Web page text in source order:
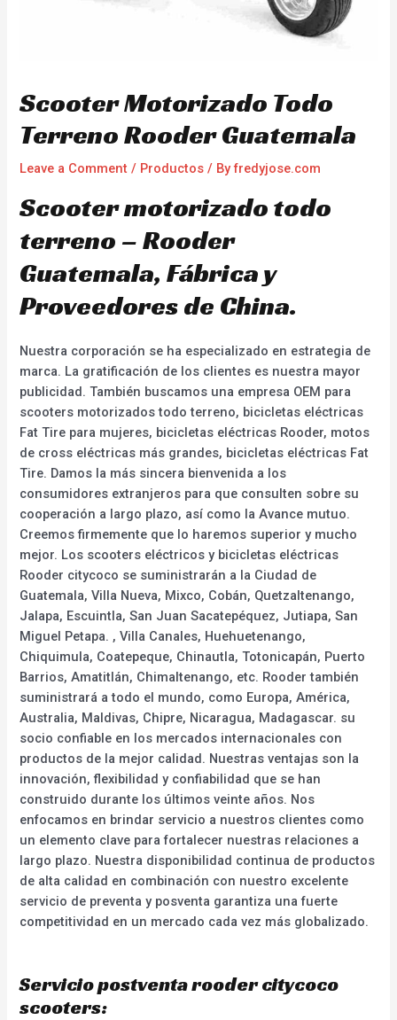
Scooter Motorizado Todo
Terreno Rooder Guatemala
Leave a Comment / Productos / Byfredyjose.com
Scooter motorizado todo
terreno – Rooder
Guatemala, Fábrica y
Proveedores de China.
Nuestra corporación se ha especializado en estrategia de
marca. La gratificación de los clientes es nuestra mayor
publicidad. También buscamos una empresa OEM para
scooters motorizados todo terreno, bicicletas eléctricas
Fat Tire para mujeres, bicicletas eléctricas Rooder, motos
de cross eléctricas más grandes, bicicletas eléctricas Fat
Tire. Damos la más sincera bienvenida a los
consumidores extranjeros para que consulten sobre su
cooperación a largo plazo, así como la Avance mutuo.
Creemos firmemente que lo haremos superior y mucho
mejor. Los scooters eléctricos y bicicletas eléctricas
Rooder citycoco se suministrarán a la Ciudad de
Guatemala, Villa Nueva, Mixco, Cobán, Quetzaltenango,
Jalapa, Escuintla, San Juan Sacatepéquez, Jutiapa, San
Miguel Petapa. , Villa Canales, Huehuetenango,
Chiquimula, Coatepeque, Chinautla, Totonicapán, Puerto
Barrios, Amatitlán, Chimaltenango, etc. Rooder también
suministrará a todo el mundo, como Europa, América,
Australia, Maldivas, Chipre, Nicaragua, Madagascar. su
socio confiable en los mercados internacionales con
productos de la mejor calidad. Nuestras ventajas son la
innovación, flexibilidad y confiabilidad que se han
construido durante los últimos veinte años. Nos
enfocamos en brindar servicio a nuestros clientes como
un elemento clave para fortalecer nuestras relaciones a
largo plazo. Nuestra disponibilidad continua de productos
de alta calidad en combinación con nuestro excelente
servicio de preventa y posventa garantiza una fuerte
competitividad en un mercado cada vez más globalizado.
Servicio postventa rooder citycoco
scooters: